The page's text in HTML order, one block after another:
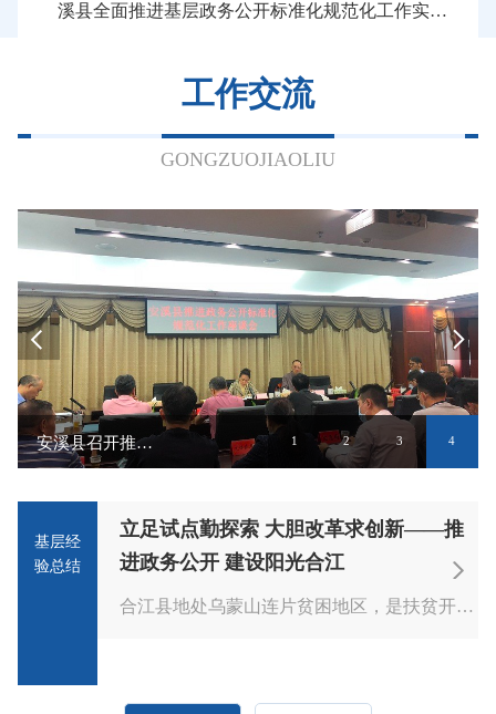
溪县全面推进基层政务公开标准化规范化工作实施
工作交流
GONGZUOJIAOLIU
安溪县召开推进基层政务公开标准化规范化工作座谈会 1 2 3 4
基层经
验总结
争艳——全
试点之公开
立足试点勤探索 大胆改革求创新——推
进政务公开 建设阳光合江
合江县地处乌蒙山连片贫困地区，是扶贫开发省级贫困县。自开展基...